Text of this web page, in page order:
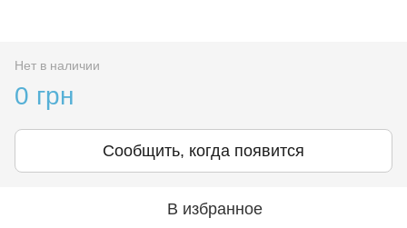
Нет в наличии
0 грн
Сообщить, когда появится
В избранное